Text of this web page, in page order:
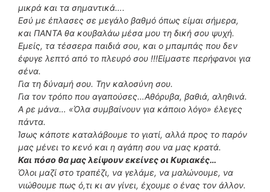
μικρά και τα σημαντικά….
Εσύ με έπλασες σε μεγάλο βαθμό όπως είμαι σήμερα,
και ΠΑΝΤΑ θα κουβαλάω μέσα μου τη δική σου ψυχή.
Εμείς, τα τέσσερα παιδιά σου, και ο μπαμπάς που δεν
έφυγε λεπτό από το πλευρό σου !!!Είμαστε περήφανοι για
σένα.
Για τη δύναμή σου. Την καλοσύνη σου.
Για τον τρόπο που αγαπούσες…Αθόρυβα, βαθιά, αληθινά.
Α ρε μάνα… «Όλα συμβαίνουν για κάποιο λόγο» έλεγες
πάντα.
Ίσως κάποτε καταλάβουμε το γιατί, αλλά προς το παρόν
μας μένει το κενό και η αγάπη σου να μας κρατά.
Και πόσο θα μας λείψουν εκείνες οι Κυριακές…
Όλοι μαζί στο τραπέζι, να γελάμε, να μαλώνουμε, να
νιώθουμε πως ό,τι κι αν γίνει, έχουμε ο ένας τον άλλον.